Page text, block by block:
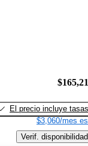
El precio incluye tasas
$3,060/mes
Verif. disponibilidad